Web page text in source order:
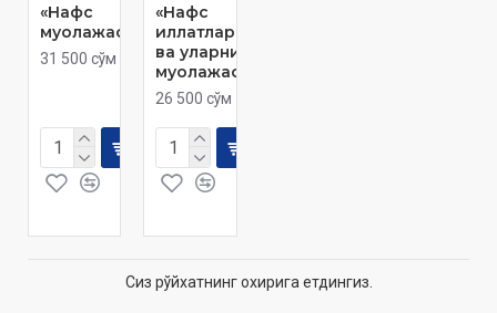
«Нафс
муолажаси»
31 500 сўм
«Нафс
иллатлари
ва уларнинг
муолажаси»
26 500 сўм
Сиз рўйхатнинг охирига етдингиз.